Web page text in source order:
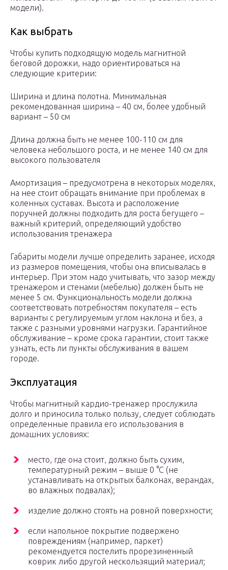
модели).
Как выбрать
Чтобы купить подходящую модель магнитной
беговой дорожки, надо ориентироваться на
следующие критерии:
Ширина и длина полотна. Минимальная
рекомендованная ширина – 40 см, более удобный
вариант – 50 см
Длина должна быть не менее 100-110 см для
человека небольшого роста, и не менее 140 см для
высокого пользователя
Амортизация – предусмотрена в некоторых моделях,
на нее стоит обращать внимание при проблемах в
коленных суставах. Высота и расположение
поручней должны подходить для роста бегущего –
важный критерий, определяющий удобство
использования тренажера
Габариты модели лучше определить заранее, исходя
из размеров помещения, чтобы она вписывалась в
интерьер. При этом надо учитывать, что зазор между
тренажером и стенами (мебелью) должен быть не
менее 5 см. Функциональность модели должна
соответствовать потребностям покупателя – есть
варианты с регулируемым углом наклона и без, а
также с разными уровнями нагрузки. Гарантийное
обслуживание – кроме срока гарантии, стоит также
узнать, есть ли пункты обслуживания в вашем
городе.
Эксплуатация
Чтобы магнитный кардио-тренажер прослужила
долго и приносила только пользу, следует соблюдать
определенные правила его использования в
домашних условиях:
место, где она стоит, должно быть сухим,
температурный режим – выше 0 °C (не
устанавливать на открытых балконах, верандах,
во влажных подвалах);
изделие должно стоять на ровной поверхности;
если напольное покрытие подвержено
повреждениям (например, паркет)
рекомендуется постелить прорезиненный
коврик либо другой нескользящий материал;